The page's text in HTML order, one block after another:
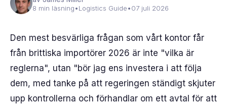
8 min läsning•Logistics Guide•07 juli 2026
Den mest besvärliga frågan som vårt kontor får
från brittiska importörer 2026 är inte "vilka är
reglerna", utan "bör jag ens investera i att följa
dem, med tanke på att regeringen ständigt skjuter
upp kontrollerna och förhandlar om ett avtal för att